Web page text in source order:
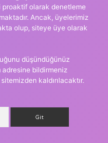
olarak denetleme
Ancak, üyelerimiz
olup, siteye üye olarak
düşündüğünüz
adresine bildirmeniz
kaldırılacaktır.